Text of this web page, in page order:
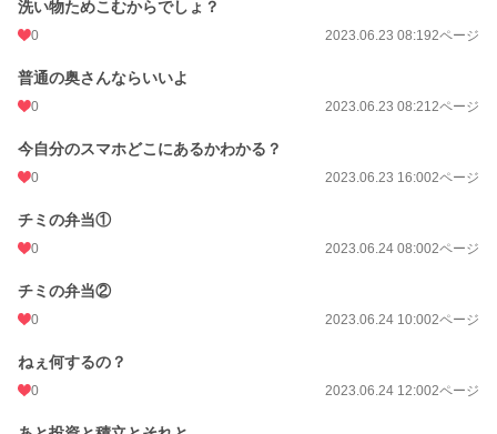
洗い物ためこむからでしょ？
0 2023.06.23 08:192ページ
普通の奥さんならいいよ
0 2023.06.23 08:212ページ
今自分のスマホどこにあるかわかる？
0 2023.06.23 16:002ページ
チミの弁当①
0 2023.06.24 08:002ページ
チミの弁当②
0 2023.06.24 10:002ページ
ねぇ何するの？
0 2023.06.24 12:002ページ